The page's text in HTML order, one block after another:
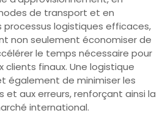
de transport et en
logistiques efficaces,
non seulement économiser de
le temps nécessaire pour
clients finaux. Une logistique
également de minimiser les
et aux erreurs, renforçant ainsi la
international.